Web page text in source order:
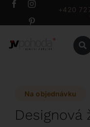
Přeskočit
+420
Na objednávku
Designová